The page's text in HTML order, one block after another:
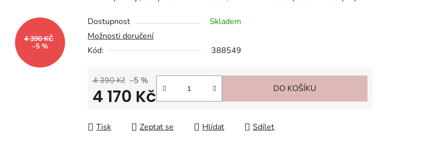
Dostupnost
Skladem
Možnosti doručení
Kód:
388549
4 390 Kč –5 %
4 170 Kč DO KOŠÍKU
Tisk Zeptat se Hlídat Sdílet
4 390 KČ
–5 %